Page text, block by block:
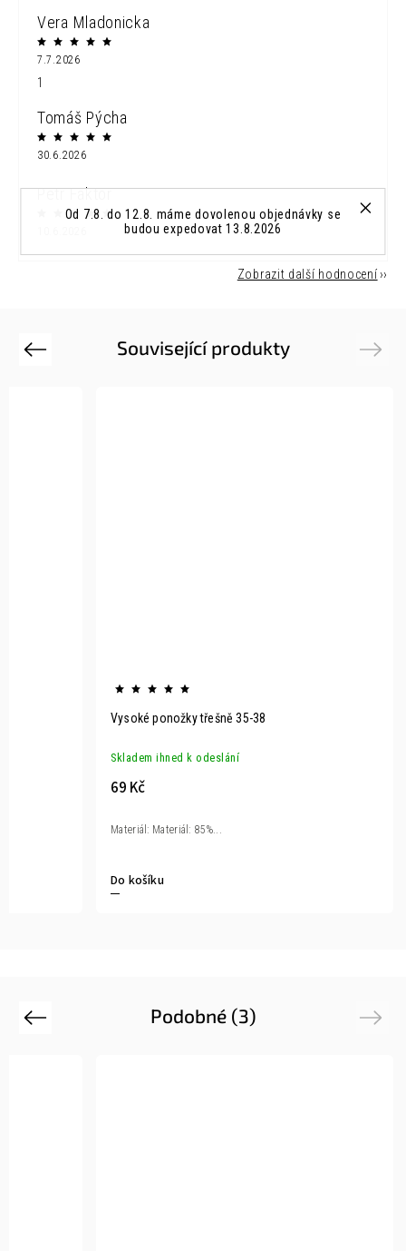
Od 7.8. do 12.8. máme dovolenou objednávky se
budou expedovat 13.8.2026
Vera Mladonicka
7.7.2026
1
Tomáš Pýcha
30.6.2026
Petr Faktor
Zobrazit další hodnocení
Související produkty
Previous
Vysoké ponožky třešně 35-38
Skladem ihned k odeslání
69 Kč
Do košíku
Materiál: Materiál: 85%...
Next
Podobné (3)
Previous Next